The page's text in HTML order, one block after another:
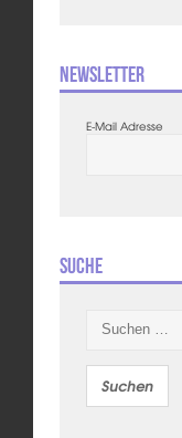
Newsletter
E-Mail Adresse
Suche
nach: